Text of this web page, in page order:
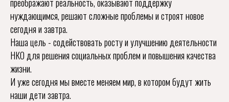
нуждающимся, решают сложные проблемы и строят новое
сегодня и завтра.
Наша цель - содействовать росту и улучшению деятельности
НКО для решения социальных проблем и повышения качества
жизни.
И уже сегодня мы вместе меняем мир, в котором будут жить
наши дети завтра.